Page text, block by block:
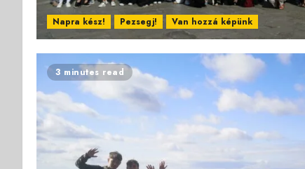
Napra kész! Pezsegj! Van hozzá képünk
3 minutes read